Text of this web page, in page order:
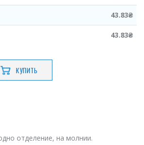
43.83₴
43.83₴
КУПИТЬ
отделение, на молнии.